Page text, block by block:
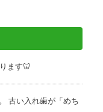
ます🦷
古い入れ歯が「めち